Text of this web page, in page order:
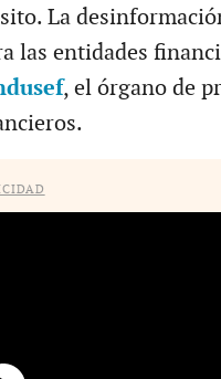
La
las entidades
, el órgano de